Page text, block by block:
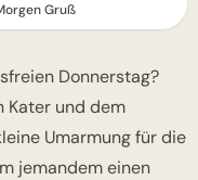
Gruß
Donnerstag?
Kater und dem
Umarmung für die
jemandem einen